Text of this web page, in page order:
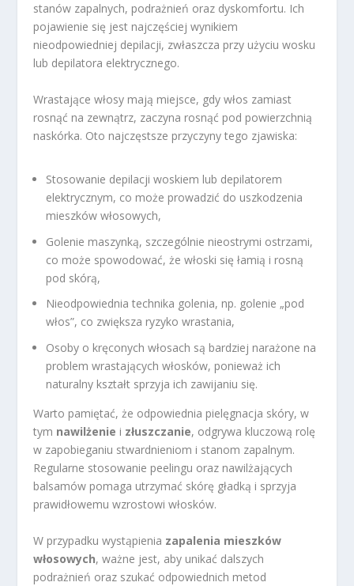
stanów zapalnych, podrażnień oraz dyskomfortu. Ich
pojawienie się jest najczęściej wynikiem
nieodpowiedniej depilacji, zwłaszcza przy użyciu wosku
lub depilatora elektrycznego.
Wrastające włosy mają miejsce, gdy włos zamiast
rosnąć na zewnątrz, zaczyna rosnąć pod powierzchnią
naskórka. Oto najczęstsze przyczyny tego zjawiska:
Stosowanie depilacji woskiem lub depilatorem
elektrycznym, co może prowadzić do uszkodzenia
mieszków włosowych,
Golenie maszynką, szczególnie nieostrymi ostrzami,
co może spowodować, że włoski się łamią i rosną
pod skórą,
Nieodpowiednia technika golenia, np. golenie „pod
włos”, co zwiększa ryzyko wrastania,
Osoby o kręconych włosach są bardziej narażone na
problem wrastających włosków, ponieważ ich
naturalny kształt sprzyja ich zawijaniu się.
Warto pamiętać, że odpowiednia pielęgnacja skóry, w
tym nawilżenie i złuszczanie, odgrywa kluczową rolę
w zapobieganiu stwardnieniom i stanom zapalnym.
Regularne stosowanie peelingu oraz nawilżających
balsamów pomaga utrzymać skórę gładką i sprzyja
prawidłowemu wzrostowi włosków.
W przypadku wystąpienia zapalenia mieszków
włosowych, ważne jest, aby unikać dalszych
podrażnień oraz szukać odpowiednich metod